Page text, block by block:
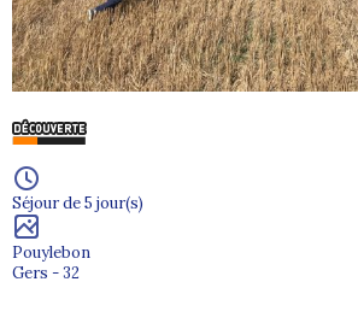
Séjour de 5 jour(s)
Pouylebon
Gers - 32